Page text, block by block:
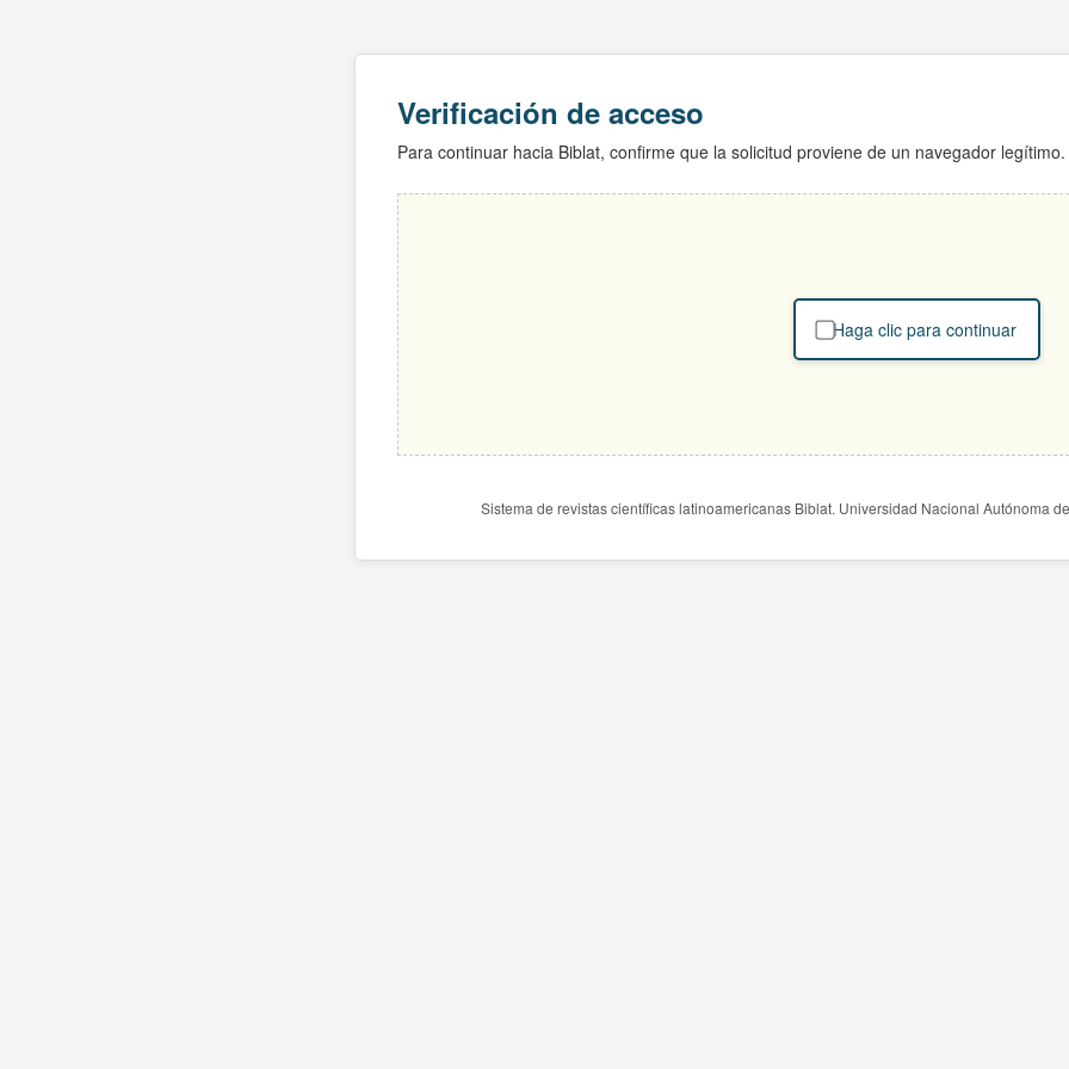
Verificación de acceso
Para continuar hacia Biblat, confirme que la solicitud proviene de un navegador legítimo.
Haga clic para continuar
Sistema de revistas científicas latinoamericanas Biblat. Universidad Nacional Autónoma